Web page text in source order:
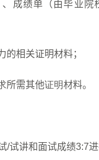
成绩单（由毕业院
相关证明材料；
所需其他证明材料。
/试讲和面试成绩3:7